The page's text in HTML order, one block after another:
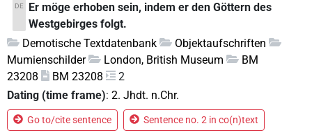
DE
Er möge erhoben sein, indem er den Göttern des
Westgebirges folgt.
Demotische Textdatenbank
Objektaufschriften
Mumienschilder
London, British Museum
BM
23208
BM 23208
2
Dating (time frame): 2. Jhdt. n.Chr.
Go to/cite sentence Sentence no. 2 in co(n)text